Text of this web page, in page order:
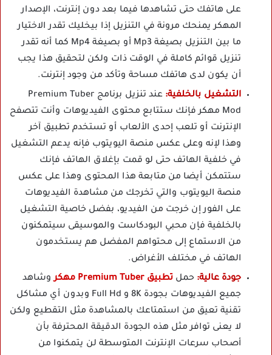
على هاتفك حتى تشاهدها فيما بعد دون إنترنت، الإصدار
المهكر يمنحك مرونة في التنزيل إذا بيخليك تقدر الاختيار
ما بين التنزيل بصيغة Mp3 أو بصيغة Mp4 كما أنه تقدر
تنزيل قوائم كاملة في الوقت ذات ولكن لتحقيق هذا يجب
أن يكون لدى هاتفك مساحة وتأكد من وجود إنترنت.
التشغيل بالخلفية:
عند تنزيل برنامج Premium Tuber
Mod مهكر فإنك ستتابع محتوى الفيديوهات وأنت تتصفح
الإنترنت أو تلعب إحدى الألعاب أو تستخدم تطبيق آخر
وهذا لإنه وعلى عكس منصة اليويتوب فإنه يدعم التشغيل
في خلفية الهاتف حتى لو قمت بإغلاق الهاتف فإنك
ستتمكن أيضا من متابعة هذا المحتوى وهذا على عكس
منصة اليويتوب والتي تخرجك من مشاهدة الفيديوهات
على الفور إن خرجت من الفيديو، بفضل خاصية التشغيل
بالخلفية فإن محبي البودكاست والموسيقى سيتمكنون
من الاستماع إلى محتواهم المفضل هم يستخدمون
الهاتف في مختلف الأغراض.
جودة عالية: حمل تطبيق Premium Tuber مهكر
وشاهد
جميع الفيديوهات بجودة 8K و Full Hd وبدون أي مشاكل
تقنية تعيق من استمتاعك بالمشاهدة مثل التقطيع ولكن
لا يعنى توافر مثل هذه الجودة الدقيقة المحترفة بأن
أصحاب سرعات الإنترنت المتوسطة لن يتمكنوا من